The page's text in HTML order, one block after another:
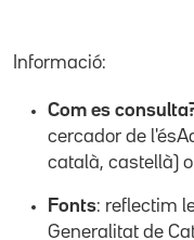
Informació:
Com es
cercador de
català, castellà)
Fonts: reflectim
Generalitat de